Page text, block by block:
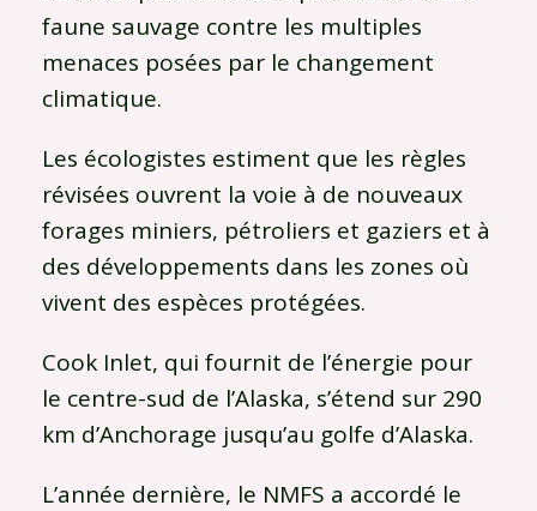
faune sauvage contre les multiples
menaces posées par le changement
climatique.
Les écologistes estiment que les règles
révisées ouvrent la voie à de nouveaux
forages miniers, pétroliers et gaziers et à
des développements dans les zones où
vivent des espèces protégées.
Cook Inlet, qui fournit de l’énergie pour
le centre-sud de l’Alaska, s’étend sur 290
km d’Anchorage jusqu’au golfe d’Alaska.
L’année dernière, le NMFS a accordé le